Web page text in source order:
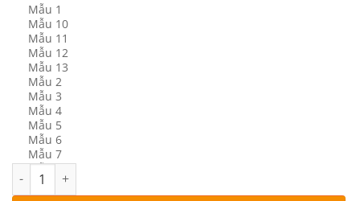
Mẫu 1
Mẫu 10
Mẫu 11
Mẫu 12
Mẫu 13
Mẫu 2
Mẫu 3
Mẫu 4
Mẫu 5
Mẫu 6
Mẫu 7
Mẫu 8
Mẫu 9
Tranh Tứ Quý Tùng Cúc Trúc Mai Tranh Gốm Đắp Nổi 686222